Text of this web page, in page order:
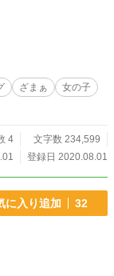
ざまぁ
女の子
4
文字数 234,599
登録日 2020.08.01
に入り追加 32